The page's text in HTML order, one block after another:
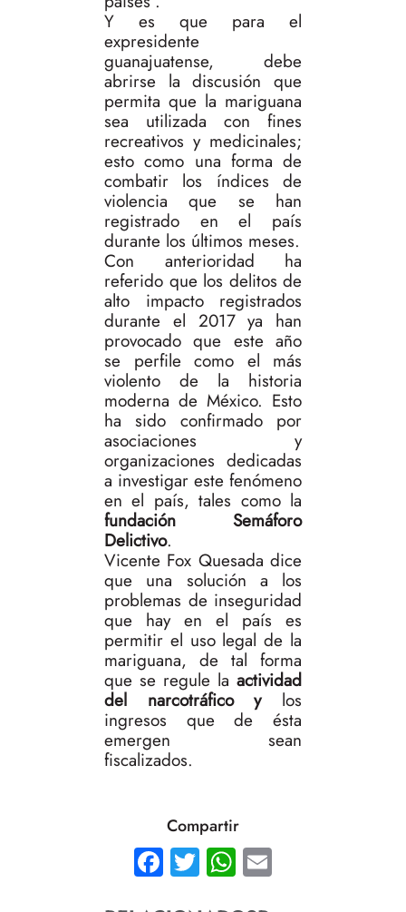
Y es que para el
expresidente
guanajuatense, debe
abrirse la discusión que
permita que la mariguana
sea utilizada con fines
recreativos y medicinales;
esto como una forma de
combatir los índices de
violencia que se han
registrado en el país
durante los últimos meses.
Con anterioridad ha
referido que los delitos de
alto impacto registrados
durante el 2017 ya han
provocado que este año
se perfile como el más
violento de la historia
moderna de México. Esto
ha sido confirmado por
asociaciones y
organizaciones dedicadas
a investigar este fenómeno
en el país, tales como la
fundación Semáforo
Delictivo.
Vicente Fox Quesada dice
que una solución a los
problemas de inseguridad
que hay en el país es
permitir el uso legal de la
mariguana, de tal forma
que se regule la actividad
del narcotráfico ylos
ingresos que de ésta
emergen sean
fiscalizados.
Compartir
Facebook
TwitterWhatsApp